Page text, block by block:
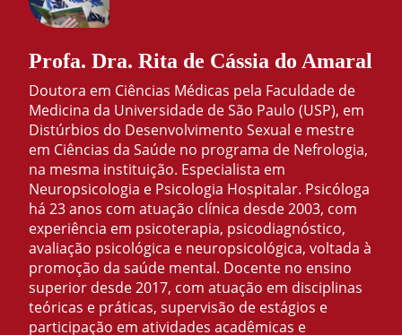
Profa. Dra. Rita de Cássia do Amaral
Doutora em Ciências Médicas pela Faculdade de
Medicina da Universidade de São Paulo (USP), em
Distúrbios do Desenvolvimento Sexual e mestre
em Ciências da Saúde no programa de Nefrologia,
na mesma instituição. Especialista em
Neuropsicologia e Psicologia Hospitalar. Psicóloga
há 23 anos com atuação clínica desde 2003, com
experiência em psicoterapia, psicodiagnóstico,
avaliação psicológica e neuropsicológica, voltada à
promoção da saúde mental. Docente no ensino
superior desde 2017, com atuação em disciplinas
teóricas e práticas, supervisão de estágios e
participação em atividades acadêmicas e